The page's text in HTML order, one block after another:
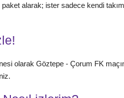
alarak; ister sadece kendi
olarak Göztepe - Çorum FK